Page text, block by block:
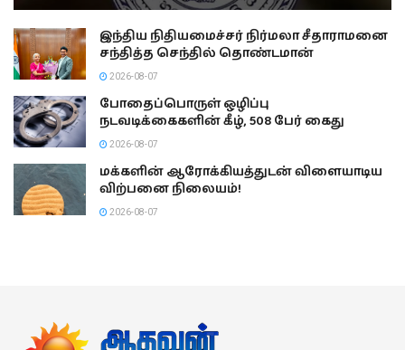
இந்திய நிதியமைச்சர் நிர்மலா சீதாராமனை
சந்தித்த செந்தில் தொண்டமான்
2026-08-07
போதைப்பொருள் ஒழிப்பு
நடவடிக்கைகளின் கீழ், 508 பேர் கைது
2026-08-07
மக்களின் ஆரோக்கியத்துடன் விளையாடிய
விற்பனை நிலையம்!
2026-08-07